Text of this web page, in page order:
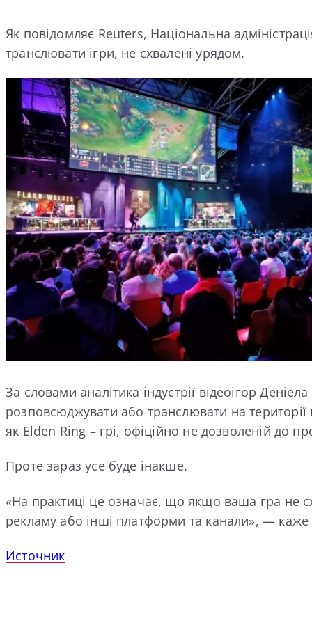
Як повідомляє Reuters, Національна
транслювати ігри, не схвалені урядом.
За словами аналітика індустрії відеоігор
розповсюджувати або транслювати на
як Elden Ring – грі, офіційно не дозволеній до
Проте зараз усе буде інакше.
«На практиці це означає, що якщо ваша гра не
рекламу або інші платформи та канали», —
Источник